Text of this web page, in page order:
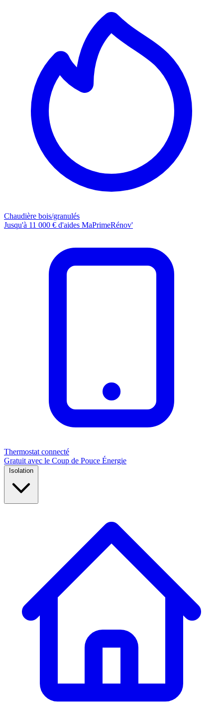
Chaudière bois/granulés
Jusqu'à 11 000 € d'aides MaPrimeRénov'
Thermostat connecté
Gratuit avec le Coup de Pouce Énergie